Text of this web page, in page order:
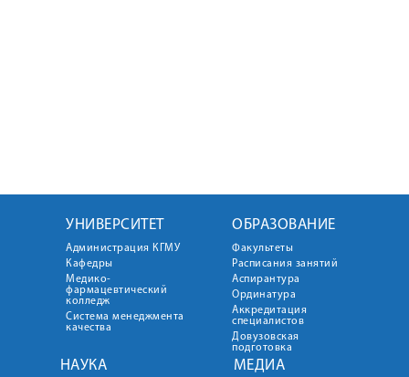
УНИВЕРСИТЕТ
Администрация КГМУ
Кафедры
Медико-
фармацевтический
колледж
Система менеджмента
качества
ОБРАЗОВАНИЕ
Факультеты
Расписания занятий
Аспирантура
Ординатура
Аккредитация
специалистов
Довузовская
подготовка
НАУКА МЕДИА